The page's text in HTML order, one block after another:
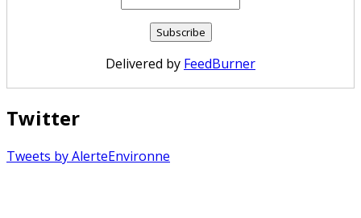
Delivered by FeedBurner
Twitter
Tweets by AlerteEnvironne